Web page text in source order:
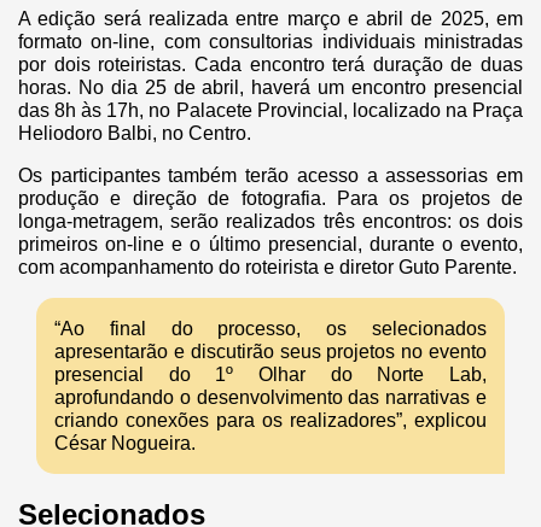
A edição será realizada entre março e abril de 2025, em
formato on-line, com consultorias individuais ministradas
por dois roteiristas. Cada encontro terá duração de duas
horas. No dia 25 de abril, haverá um encontro presencial
das 8h às 17h, no Palacete Provincial, localizado na Praça
Heliodoro Balbi, no Centro.
Os participantes também terão acesso a assessorias em
produção e direção de fotografia. Para os projetos de
longa-metragem, serão realizados três encontros: os dois
primeiros on-line e o último presencial, durante o evento,
com acompanhamento do roteirista e diretor Guto Parente.
“Ao final do processo, os selecionados
apresentarão e discutirão seus projetos no evento
presencial do 1º Olhar do Norte Lab,
aprofundando o desenvolvimento das narrativas e
criando conexões para os realizadores”, explicou
César Nogueira.
Selecionados